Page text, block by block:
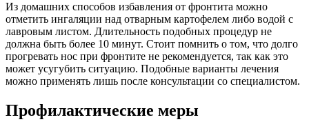
Из домашних способов избавления от фронтита можно
отметить ингаляции над отварным картофелем либо водой с
лавровым листом. Длительность подобных процедур не
должна быть более 10 минут. Стоит помнить о том, что долго
прогревать нос при фронтите не рекомендуется, так как это
может усугубить ситуацию. Подобные варианты лечения
можно применять лишь после консультации со специалистом.
Профилактические меры